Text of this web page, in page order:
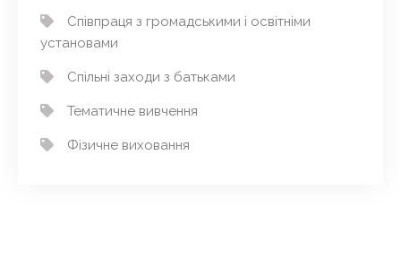
Співпраця з громадськими і освітніми
установами
Спільні заходи з батьками
Тематичне вивчення
Фізичне виховання